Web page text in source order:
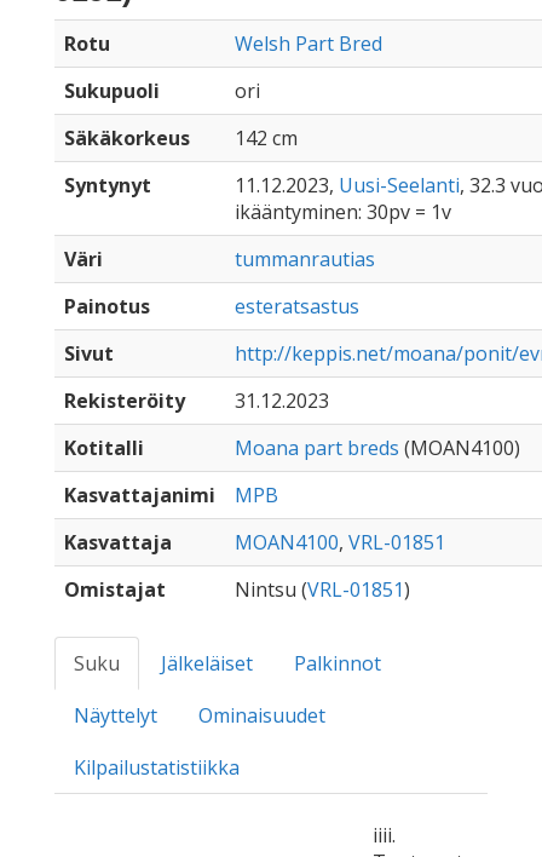
Rotu
Welsh Part Bred
Sukupuoli
ori
Säkäkorkeus
142 cm
Syntynyt
11.12.2023, Uusi-Seelanti, 32.3
ikääntyminen: 30pv = 1v
Väri
tummanrautias
Painotus
esteratsastus
Sivut
http://keppis.net/moana/ponit/
Rekisteröity
31.12.2023
Kotitalli
Moana part breds (MOAN4100)
Kasvattajanimi
MPB
Kasvattaja
MOAN4100, VRL-01851
Omistajat
Nintsu (VRL-01851)
Suku Jälkeläiset
Palkinnot
Näyttelyt
Ominaisuudet
Kilpailustatistiikka
iiii.